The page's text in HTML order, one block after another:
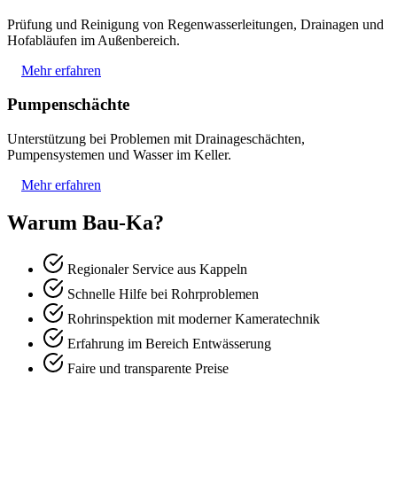
Prüfung und Reinigung von Regenwasserleitungen, Drainagen und
Hofabläufen im Außenbereich.
Mehr erfahren
Pumpenschächte
Unterstützung bei Problemen mit Drainageschächten,
Pumpensystemen und Wasser im Keller.
Mehr erfahren
Warum Bau-Ka?
Regionaler Service aus Kappeln
Schnelle Hilfe bei Rohrproblemen
Rohrinspektion mit moderner Kameratechnik
Erfahrung im Bereich Entwässerung
Faire und transparente Preise